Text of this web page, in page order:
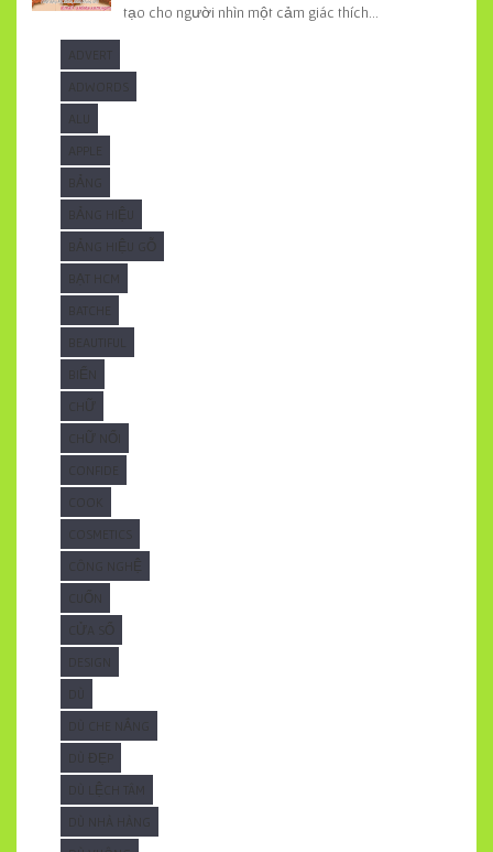
tạo cho người nhìn một cảm giác thích...
ADVERT
ADWORDS
ALU
APPLE
BẢNG HIỆU
BẢNG HIỆU GỖ
BẠT HCM
BATCHE
BEAUTIFUL
BIỂN
CHỮ
CHỮ NỔI
COSMETICS
CÔNG NGHỆ
CUỐN
CỬA SỔ
DÙ ĐẸP
DÙ LỆCH TÂM
DÙ NHÀ HÀNG